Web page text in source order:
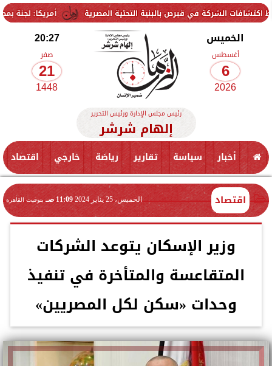
أمريكا: لجنة بمجلس الشيوخ في قبرص بالبنية التحتية المصرية
الخميس
أغسطس
6
2026
20:27
صفر
21
1448
رئيس مجلس الإدارة ورئيس التحرير
إلهام شرشر
أخبار سياسة تقارير رياضة خارجي اقتصاد
اقتصاد الخميس، 25 يناير 2024 11:09 صـ بتوقيت القاهرة
وزير الإسكان يتوعد الشركات
المتقاعسة والمتأخرة في تنفيذ
وحدات «سكن لكل المصريين»